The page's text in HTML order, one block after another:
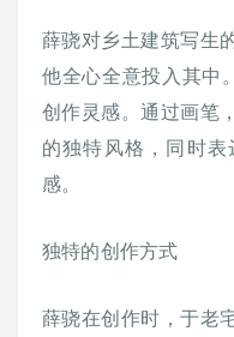
薛骁对乡土建筑写生
他全心全意投入其中
创作灵感。通过画笔
的独特风格，同时
感。
独特的创作方式
薛骁在创作时，于老